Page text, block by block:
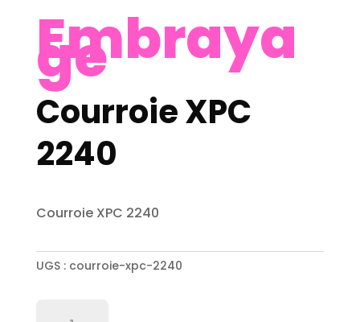
Embraya
ge
Courroie XPC
2240
Courroie XPC 2240
UGS : courroie-xpc-2240